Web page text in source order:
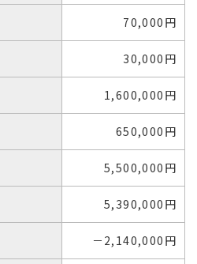
70,000円
30,000円
1,600,000円
650,000円
5,500,000円
5,390,000円
－2,140,000円